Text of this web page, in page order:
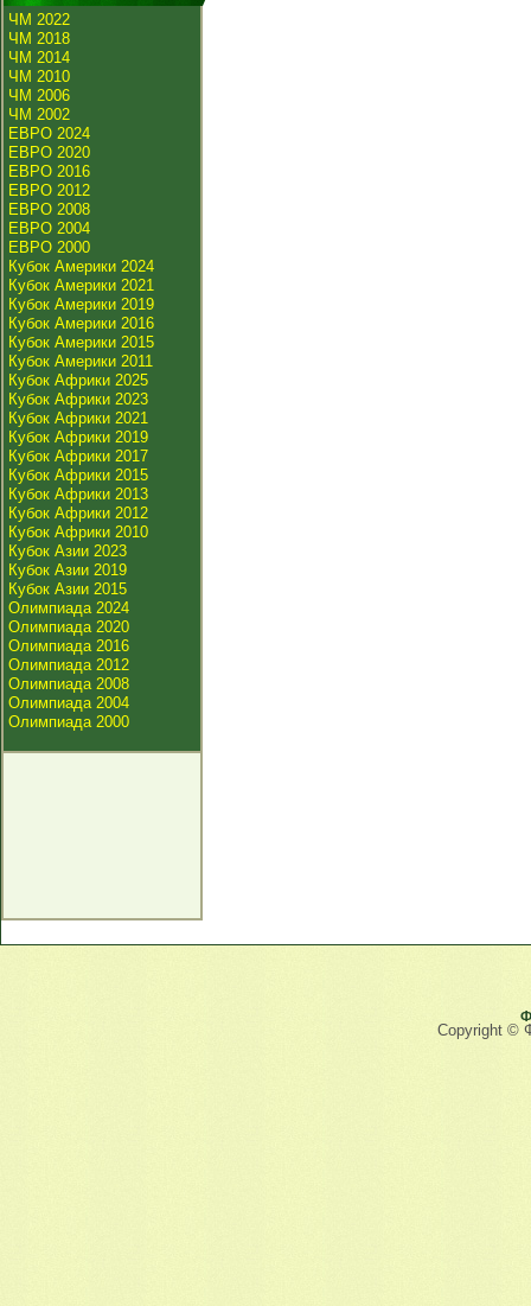
ЧМ 2022
ЧМ 2018
ЧМ 2014
ЧМ 2010
ЧМ 2006
ЧМ 2002
ЕВРО 2024
ЕВРО 2020
ЕВРО 2016
ЕВРО 2012
ЕВРО 2008
ЕВРО 2004
ЕВРО 2000
Кубок Америки 2024
Кубок Америки 2021
Кубок Америки 2019
Кубок Америки 2016
Кубок Америки 2015
Кубок Америки 2011
Кубок Африки 2025
Кубок Африки 2023
Кубок Африки 2021
Кубок Африки 2019
Кубок Африки 2017
Кубок Африки 2015
Кубок Африки 2013
Кубок Африки 2012
Кубок Африки 2010
Кубок Азии 2023
Кубок Азии 2019
Кубок Азии 2015
Олимпиада 2024
Олимпиада 2020
Олимпиада 2016
Олимпиада 2012
Олимпиада 2008
Олимпиада 2004
Олимпиада 2000
Copyright ©